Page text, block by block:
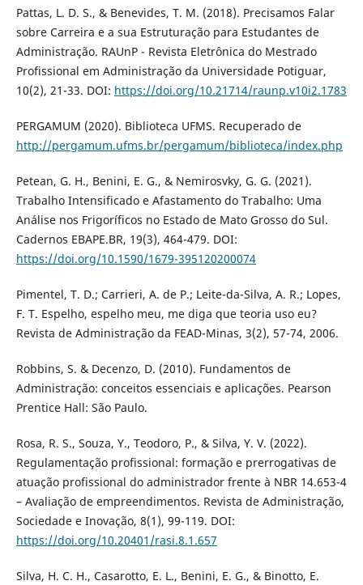
Pattas, L. D. S., & Benevides, T. M. (2018). Precisamos Falar
sobre Carreira e a sua Estruturação para Estudantes de
Administração. RAUnP - Revista Eletrônica do Mestrado
Profissional em Administração da Universidade Potiguar,
10(2), 21-33. DOI: https://doi.org/10.21714/raunp.v10i2.1783
PERGAMUM (2020). Biblioteca UFMS. Recuperado de
http://pergamum.ufms.br/pergamum/biblioteca/index.php
Petean, G. H., Benini, E. G., & Nemirosvky, G. G. (2021).
Trabalho Intensificado e Afastamento do Trabalho: Uma
Análise nos Frigoríficos no Estado de Mato Grosso do Sul.
Cadernos EBAPE.BR, 19(3), 464-479. DOI:
https://doi.org/10.1590/1679-395120200074
Pimentel, T. D.; Carrieri, A. de P.; Leite-da-Silva, A. R.; Lopes,
F. T. Espelho, espelho meu, me diga que teoria uso eu?
Revista de Administração da FEAD-Minas, 3(2), 57-74, 2006.
Robbins, S. & Decenzo, D. (2010). Fundamentos de
Administração: conceitos essenciais e aplicações. Pearson
Prentice Hall: São Paulo.
Rosa, R. S., Souza, Y., Teodoro, P., & Silva, Y. V. (2022).
Regulamentação profissional: formação e prerrogativas de
atuação profissional do administrador frente à NBR 14.653-4
– Avaliação de empreendimentos. Revista de Administração,
Sociedade e Inovação, 8(1), 99-119. DOI:
https://doi.org/10.20401/rasi.8.1.657
Silva, H. C. H., Casarotto, E. L., Benini, E. G., & Binotto, E.